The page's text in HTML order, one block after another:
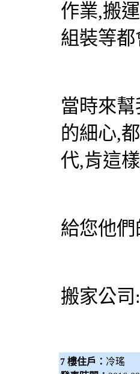
作業,搬
組裝等
當時來
的細心,
代,肯這
給您他
搬家公司 :
7 樓住戶： 冷瑤